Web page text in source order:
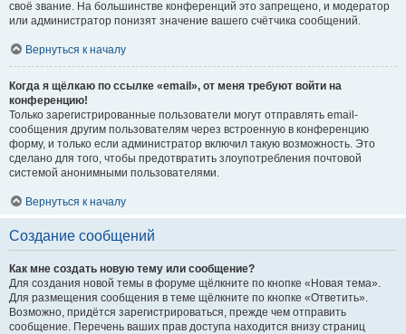
своё звание. На большинстве конференций это запрещено, и модератор
или администратор понизят значение вашего счётчика сообщений.
Вернуться к началу
Когда я щёлкаю по ссылке «email», от меня требуют войти на
конференцию!
Только зарегистрированные пользователи могут отправлять email-
сообщения другим пользователям через встроенную в конференцию
форму, и только если администратор включил такую возможность. Это
сделано для того, чтобы предотвратить злоупотребления почтовой
системой анонимными пользователями.
Вернуться к началу
Создание сообщений
Как мне создать новую тему или сообщение?
Для создания новой темы в форуме щёлкните по кнопке «Новая тема».
Для размещения сообщения в теме щёлкните по кнопке «Ответить».
Возможно, придётся зарегистрироваться, прежде чем отправить
сообщение. Перечень ваших прав доступа находится внизу страниц